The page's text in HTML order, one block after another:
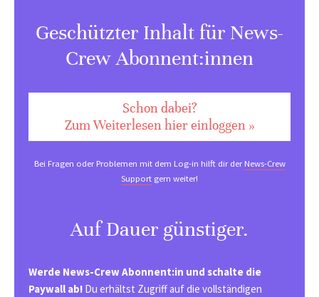
Geschützter Inhalt für News-
Crew Abonnent:innen
Schon dabei?
Zum Weiterlesen hier einloggen »
Bei Fragen oder Problemen mit dem Log-in hilft dir derNews-Crew
Support gern weiter!
Auf Dauer günstiger.
Werde News-Crew Abonnent:in und schalte die
Paywall ab! Du erhältst Zugriff auf die vollständigen